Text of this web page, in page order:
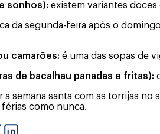
sonhos): existem variantes doces
da segunda-feira após o
camarões: é uma das sopas de
de bacalhau panadas e fritas):
semana santa com as torrijas no
como nunca.